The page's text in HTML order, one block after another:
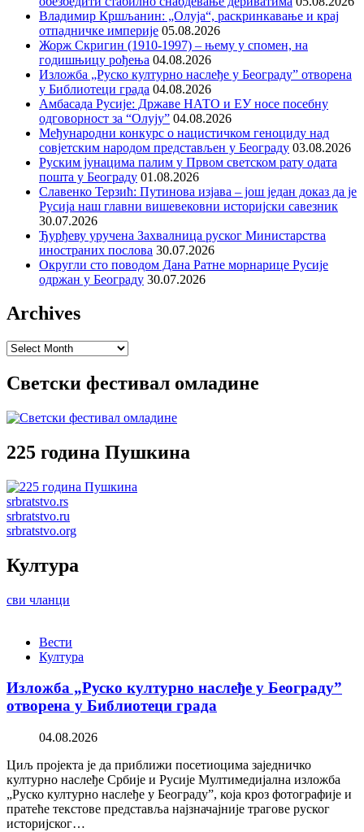
Владимир Кршљанин: „Олуја“, раскринкавање и крај
отпадничке империје 05.08.2026
Жорж Скригин (1910-1997) – њему у спомен, на
годишњицу рођења 04.08.2026
Изложба „Руско културно наслеђе у Београду” отворена
у Библиотеци града 04.08.2026
Амбасада Русије: Државе НАТО и ЕУ носе посебну
одговорност за “Олују” 04.08.2026
Међународни конкурс о нацистичком геноциду над
совјетским народом представљен у Београду 03.08.2026
Руским јунацима палим у Првом светском рату одата
пошта у Београду 01.08.2026
Славенко Терзић: Путинова изјава – још један доказ да је
Русија наш главни вишевековни историјски савезник
30.07.2026
Ђурђеву уручена Захвалница руског Министарства
иностраних послова 30.07.2026
Округли сто поводом Дана Ратне морнарице Русије
одржан у Београду 30.07.2026
Archives
Archives
Светски фестивал омладине
225 година Пушкина
srbratstvo.rs
srbratstvo.ru
srbratstvo.org
Култура
сви чланци
Вести
Култура
Изложба „Руско културно наслеђе у Београду”
отворена у Библиотеци града
04.08.2026
Циљ пројекта је да приближи посетиоцима заједничко
културно наслеђе Србије и Русије Мултимедијална изложба
„Руско културно наслеђе у Београду”, која кроз фотографије и
пратеће текстове представља најзначајније трагове руског
историјског…